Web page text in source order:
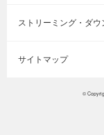
ストリーミング・ダ
サイトマップ
©